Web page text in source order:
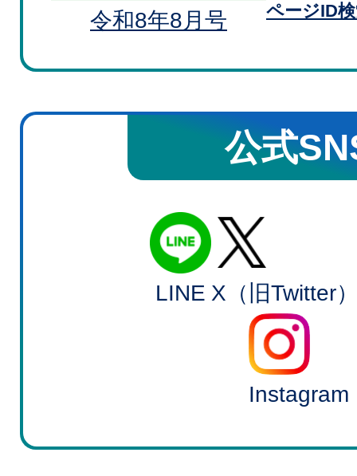
令和8年8月号 ページID
公式
LINE X（旧Twitter
Instagram